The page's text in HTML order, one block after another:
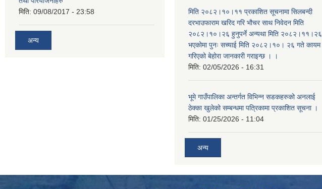
मिति: 09/08/2017 - 23:58
अन्य
मिति २०८२।१०।११ प्रकाशित सूचनामा सिलबन्दी
दरभाउफाराम खरिद गरि भौचर साथ निवेदन मिति
२०८२।१०।२६ हुनुपर्ने अन्यथा मिति २०८२।११।२६
भएकोमा पुनः सच्याई मिति २०८२।१०। २६ गते कायम
गरिएको बेहोरा जानकारी गराइन्छ । ।
मिति: 02/05/2026 - 16:31
भूमे गाउँपालिका अन्तर्गत विभिन्न सडकहरुको अनलाई
ठेक्का खुलेको सम्बन्धमा पत्रिकामा प्रकाशित सूचना ।
मिति: 01/25/2026 - 11:04
अन्य